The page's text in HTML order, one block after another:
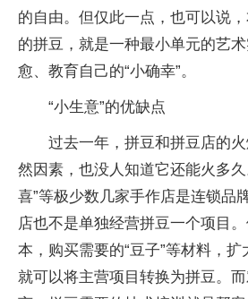
的自由。但仅此一点，也可以说
的拼豆，就是一种最小单元的艺
愈、教育自己的“小确幸”。
“小生意”的优缺点
过去一年，拼豆和拼豆店的
然因素，也没人知道它还能火多
喜”等极少数几家手作店是连锁品
店也不是单独经营拼豆一个项目
本，购买需要的“豆子”等材料，扩
就可以将主营项目转换为拼豆。